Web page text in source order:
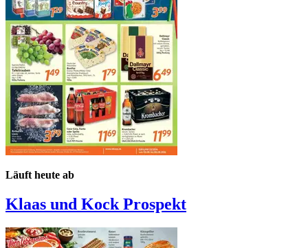
Läuft heute ab
Klaas und KockProspekt